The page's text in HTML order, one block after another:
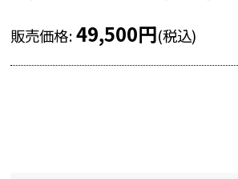
販売価格: 49,500円(税込)